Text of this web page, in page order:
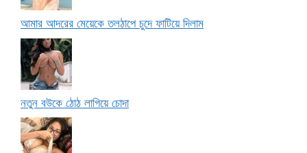
আমার আদরের মেয়েকে তলঠাপে চুদে ফাটিয়ে দিলাম
নতুন বউকে ঠোঠ লাগিয়ে চোদা